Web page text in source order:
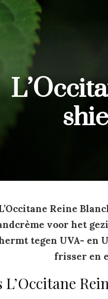
Reine
voor het
tegen UVA- en
frisser en
L’Occitane